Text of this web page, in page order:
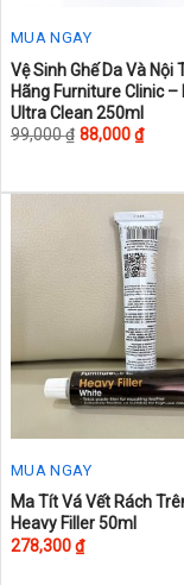
MUA NGAY
This
product
has
the
product
Vệ Sinh Ghế Da Và Nội
Hãng Furniture Clinic –
Ultra Clean 250ml
99,000₫ 88,000₫
MUA NGAY
This
product
has
Ma Tít Vá Vết Rách
Heavy Filler 50ml
278,300₫